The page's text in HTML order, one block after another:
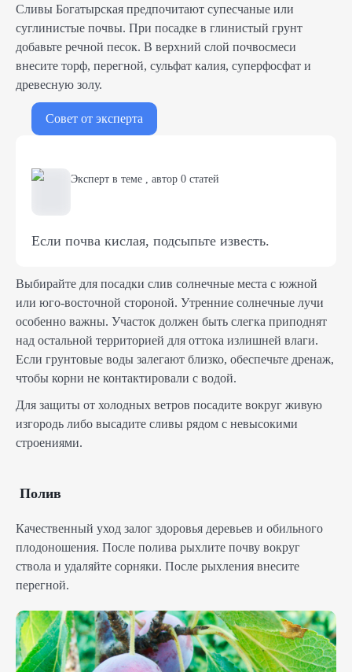
Сливы Богатырская предпочитают супесчаные или
суглинистые почвы. При посадке в глинистый грунт
добавьте речной песок. В верхний слой почвосмеси
внесите торф, перегной, сульфат калия, суперфосфат и
древесную золу.
Совет от эксперта
Эксперт в теме автор 0 статей
Если почва кислая, подсыпьте известь.
Выбирайте для посадки слив солнечные места с южной
или юго-восточной стороной. Утренние солнечные лучи
особенно важны. Участок должен быть слегка приподнят
над остальной территорией для оттока излишней влаги.
Если грунтовые воды залегают близко, обеспечьте дренаж,
чтобы корни не контактировали с водой.
Для защиты от холодных ветров посадите вокруг живую
изгородь либо высадите сливы рядом с невысокими
строениями.
Полив
Качественный уход залог здоровья деревьев и обильного
плодоношения. После полива рыхлите почву вокруг
ствола и удаляйте сорняки. После рыхления внесите
перегной.